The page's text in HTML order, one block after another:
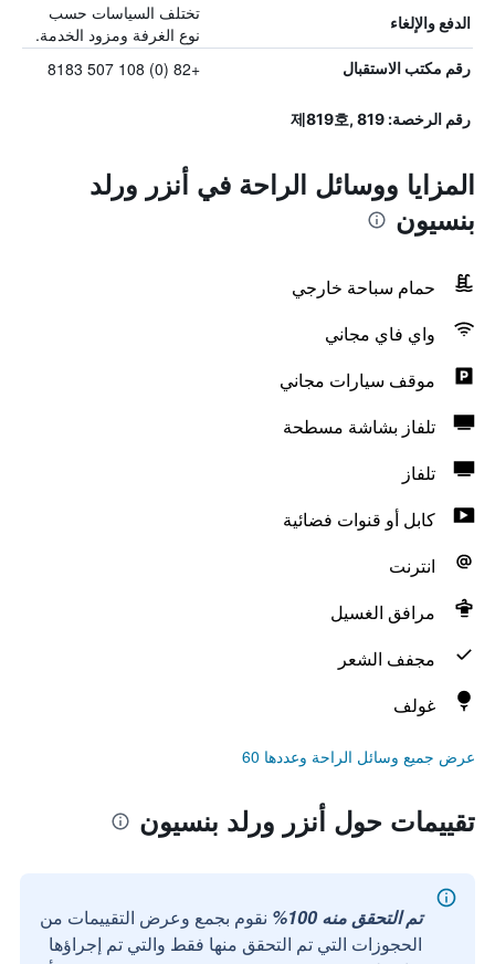
الدفع والإلغاء
تختلف السياسات حسب
نوع الغرفة ومزود الخدمة.
رقم مكتب الاستقبال +82 (0) 108 507 8183
رقم الرخصة: 제819호, 819
المزايا ووسائل الراحة في أنزر ورلد
بنسيون
حمام سباحة خارجي
واي فاي مجاني
موقف سيارات مجاني
تلفاز بشاشة مسطحة
تلفاز
كابل أو قنوات فضائية
انترنت
مرافق الغسيل
مجفف الشعر
غولف
عرض جميع وسائل الراحة وعددها 60
تقييمات حول أنزر ورلد بنسيون
تم التحقق منه 100%
نقوم بجمع وعرض التقييمات من
الحجوزات التي تم التحقق منها فقط والتي تم إجراؤها